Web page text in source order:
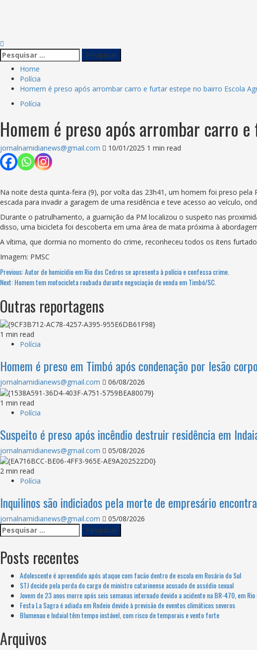
Home
Polícia
Homem é preso após arrombar carro e furtar estepe no bairro Escola
Polícia
Homem é preso após arrombar carro
jornalnamidianews@gmail.com 10/01/2025 1 min read
Na noite desta quinta-feira (9), por volta das 23h41, um homem foi preso
escada para invadir a garagem de uma residência e teve acesso ao veículo,
Durante o patrulhamento, a guarnição da PM localizou o suspeito nas
disso, uma bicicleta foi descoberta em uma área de mata próxima à
A vítima, que dormia no momento do crime, reconheceu todos os itens
Imagem: PMSC
Previous:Autor de homicídio em Rio dos Cedros se apresenta à polícia e confessa crime.
Next:Homem tem motocicleta roubada durante negociação de venda em Timbó/SC.
Outras reportagens
1 min read
Polícia
Homem é preso em Timbó após condenação por lesão
jornalnamidianews@gmail.com 06/08/2026
1 min read
Polícia
Suspeito é preso após incêndio destruir residência em
jornalnamidianews@gmail.com 05/08/2026
2 min read
Polícia
Inquilinos são indiciados pela morte de empresário
jornalnamidianews@gmail.com 05/08/2026
Posts recentes
Adolescente é apreendido após ataque com facão dentro de escola em Rosário do Sul
STJ decide pela perda do cargo de ministro catarinense acusado de assédio sexual
Jovem de 23 anos morre após seis semanas internado devido a acidente na BR-470, em Rio
Festa La Sagra é adiada em Rodeio devido à previsão de eventos climáticos severos
Blumenau e Indaial têm tempo instável, com risco de temporais e vento forte
Arquivos